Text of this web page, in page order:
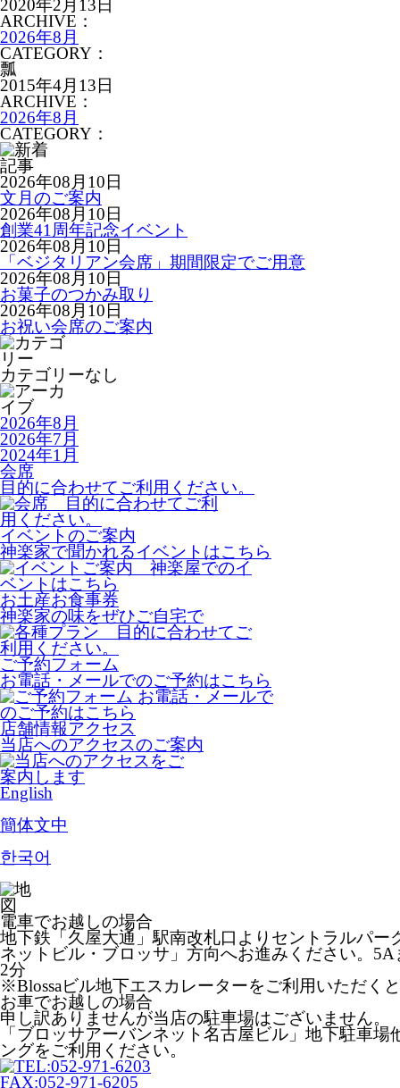
2020年2月13日
ARCHIVE：
2026年8月
CATEGORY：
瓢
2015年4月13日
ARCHIVE：
2026年8月
CATEGORY：
2026年08月10日
文月のご案内
2026年08月10日
創業41周年記念イベント
2026年08月10日
「ベジタリアン会席」期間限定でご用意
2026年08月10日
お菓子のつかみ取り
2026年08月10日
お祝い会席のご案内
カテゴリーなし
2026年8月
2026年7月
2024年1月
会席
目的に合わせてご利用ください。
イベントのご案内
神楽家で聞かれるイベントはこちら
お土産お食事券
神楽家の味をぜひご自宅で
ご予約フォーム
お電話・メールでのご予約はこちら
店舗情報アクセス
当店へのアクセスのご案内
English
簡体文中
한국어
電車でお越しの場合
地下鉄「久屋大通」駅南改札口よりセントラルパー
ネットビル・ブロッサ」方向へお進みください。
2分
※Blossaビル地下エスカレーターをご利用いただく
お車でお越しの場合
申し訳ありませんが当店の駐車場はございません。
「ブロッサアーバンネット名古屋ビル」地下駐車
ングをご利用ください。